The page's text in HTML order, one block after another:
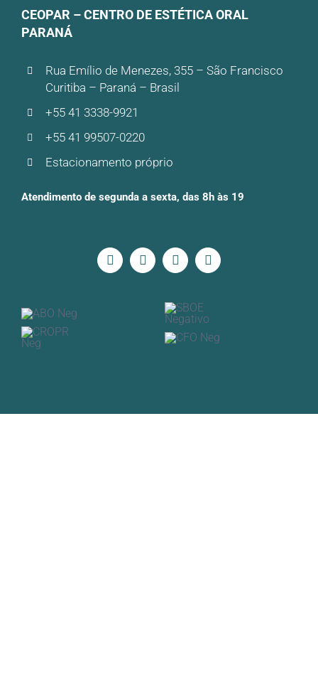
CEOPAR – CENTRO DE ESTÉTICA ORAL
PARANÁ
Rua Emílio de Menezes, 355 – São Francisco
Curitiba – Paraná – Brasil
+55 41 3338-9921
+55 41 99507-0220
Estacionamento próprio
Atendimento de segunda a sexta, das 8h às 19